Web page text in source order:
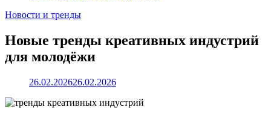
Новости и тренды
Новые тренды креативных индустрий
для молодёжи
26.02.202626.02.2026